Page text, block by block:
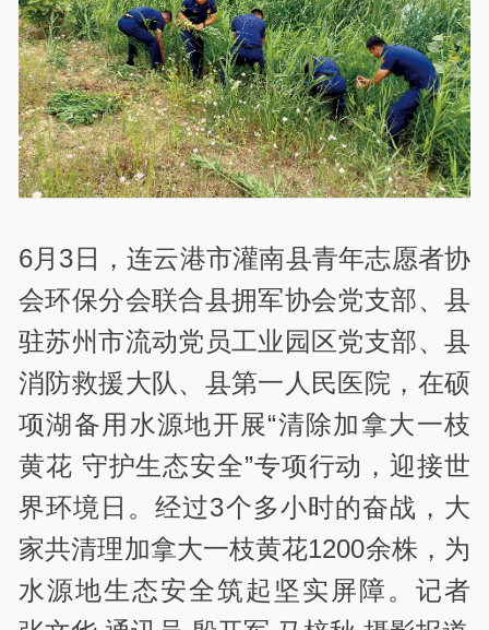
6月3日，连云港市灌南县青年志愿者协
会环保分会联合县拥军协会党支部、县
驻苏州市流动党员工业园区党支部、县
消防救援大队、县第一人民医院，在硕
项湖备用水源地开展“清除加拿大一枝
黄花 守护生态安全”专项行动，迎接世
界环境日。经过3个多小时的奋战，大
家共清理加拿大一枝黄花1200余株，为
水源地生态安全筑起坚实屏障。记者